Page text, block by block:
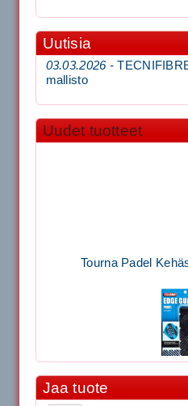
Uutisia
03.03.2026 -
mallisto
Uudet tuotteet
Tourna Padel
Jaa tuote